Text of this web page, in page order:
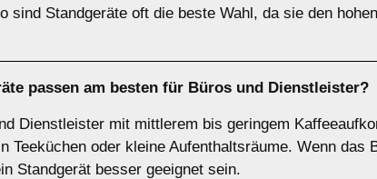
sind Standgeräte oft die beste Wahl, da sie den
passen am besten für Büros und Dienstleister?
Dienstleister mit mittlerem bis geringem
Teeküchen oder kleine Aufenthaltsräume. Wenn
Standgerät besser geeignet sein.